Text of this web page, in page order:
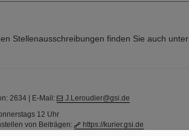
Stellenausschreibungen finden Sie auch unter
2634 | E-Mail:
J.Leroudier@gsi.de
12 Uhr
von Beiträgen:
https://kurier.gsi.de